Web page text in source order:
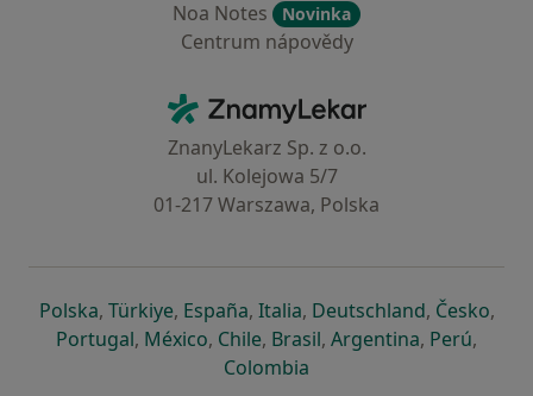
Noa Notes
Novinka
Centrum nápovědy
ZnamyLekar - Hlavní stránka
ZnanyLekarz Sp. z o.o.
ul. Kolejowa 5/7
01-217 Warszawa, Polska
Polskase otevře v nové záložce
, Türkiyese otevře v nové záložce
, Españase otevře v nové záložce
, Italiase otevře v nové záložce
, Deutschlandse otevře v
, Českose
,
Portugalse otevře v nové záložce
, Méxicose otevře v nové záložce
, Chilese otevře v nové záložce
, Brasilse otevře v nové
, Argentinase otevře v
, Perúse
,
Colombia